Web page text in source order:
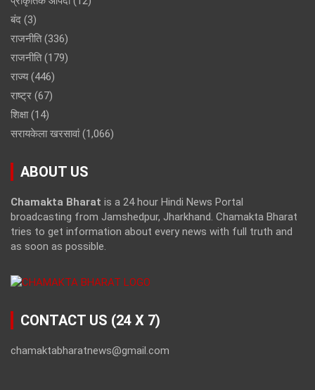
बंद (3)
राजनीति(336)
राजनीति(179)
राज्य(446)
राष्ट्र (67)
शिक्षा(14)
सरायकेला खरसावां(1,066)
ABOUT US
Chamakta Bharat is a 24 hour Hindi News Portal
broadcasting from Jamshedpur, Jharkhand. Chamakta Bharat
tries to get information about every news with full truth and
as soon as possible.
CONTACT US (24 X 7)
chamaktabharatnews@gmail.com